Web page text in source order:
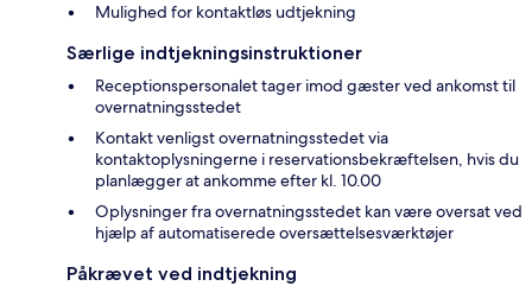
Mulighed for kontaktløs udtjekning
Særlige indtjekningsinstruktioner
Receptionspersonalet tager imod gæster ved ankomst til
overnatningsstedet
Kontakt venligst overnatningsstedet via
kontaktoplysningerne i reservationsbekræftelsen, hvis du
planlægger at ankomme efter kl. 10.00
Oplysninger fra overnatningsstedet kan være oversat ved
hjælp af automatiserede oversættelsesværktøjer
Påkrævet ved indtjekning